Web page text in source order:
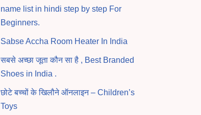
name list in hindi step by step For
Beginners.
Sabse Accha Room Heater In India
सबसे अच्छा जूता कौन सा है , Best Branded
Shoes in India .
छोटे बच्चों के खिलौने ऑनलाइन – Children’s
Toys